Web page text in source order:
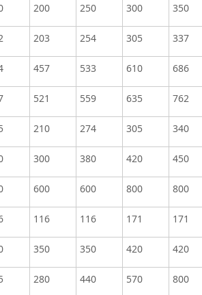
200 250 300 350
203 254 305 337
457 533 610 686
521 559 635 762
210 274 305 340
300 380 420 450
600 600 800 800
116 116 171 171
350 350 420 420
280 440 570 800